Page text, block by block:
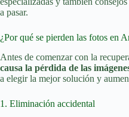
a pasar.
¿Por qué se pierden las fotos en
Antes de comenzar con la
causa la pérdida de las
a elegir la mejor solución y
1. Eliminación accidental